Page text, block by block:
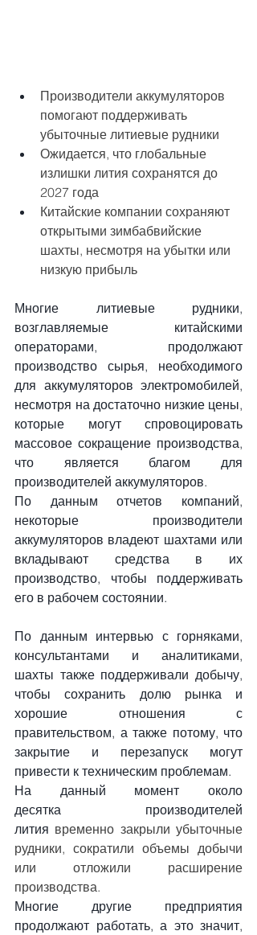
Производители аккумуляторов
помогают поддерживать
убыточные литиевые рудники
Ожидается, что глобальные
излишки лития сохранятся до
2027 года
Китайские компании сохраняют
открытыми зимбабвийские
шахты, несмотря на убытки или
низкую прибыль
Многие литиевые рудники,
возглавляемые китайскими
операторами, продолжают
производство сырья, необходимого
для аккумуляторов электромобилей,
несмотря на достаточно низкие цены,
которые могут спровоцировать
массовое сокращение производства,
что является благом для
производителей аккумуляторов.
По данным отчетов компаний,
некоторые производители
аккумуляторов владеют шахтами или
вкладывают средства в их
производство, чтобы поддерживать
его в рабочем состоянии.
По данным интервью с горняками,
консультантами и аналитиками,
шахты также поддерживали добычу,
чтобы сохранить долю рынка и
хорошие отношения с
правительством, а также потому, что
закрытие и перезапуск могут
привести к техническим проблемам.
На данный момент около
десятка
производителей
лития временно закрыли убыточные
рудники, сократили объемы добычи
или отложили расширение
производства.
Многие другие предприятия
продолжают работать, а это значит,